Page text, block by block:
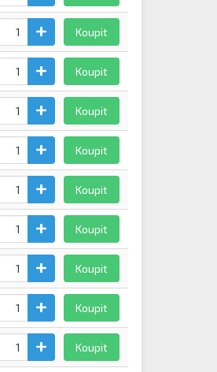
Koupit
Koupit
Koupit
Koupit
Koupit
Koupit
Koupit
Koupit
Koupit